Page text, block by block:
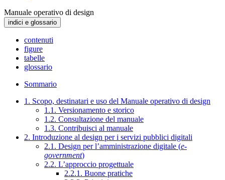
Manuale operativo di design
indici e glossario
contenuti
figure
tabelle
glossario
Sommario
1. Scopo, destinatari e uso del Manuale operativo di design
1.1. Versionamento e storico
1.2. Consultazione del manuale
1.3. Contribuisci al manuale
2. Introduzione al design per i servizi pubblici digitali
2.1. Design per l’amministrazione digitale (e-
government)
2.2. L’approccio progettuale
2.2.1. Buone pratiche